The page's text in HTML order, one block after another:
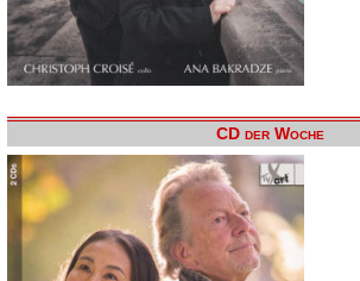
CD der Woche